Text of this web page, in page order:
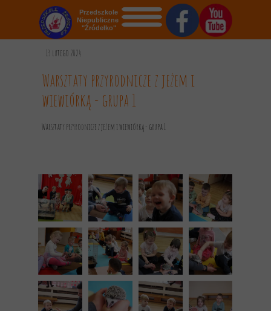
STRONA GŁÓWNA
OGŁOSZENIA
GALERIA
KONTAKT
DOKUMENTY
Przedszkole
Niepubliczne
"Źródełko"
13 lutego 2024
Warsztaty przyrodnicze z jeżem i
wiewiórką - grupa 1
Warsztaty przyrodnicze z jeżem i wiewiórką - grupa 1